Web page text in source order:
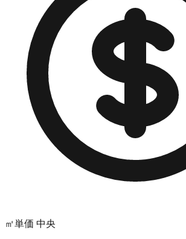
㎡単価 中央